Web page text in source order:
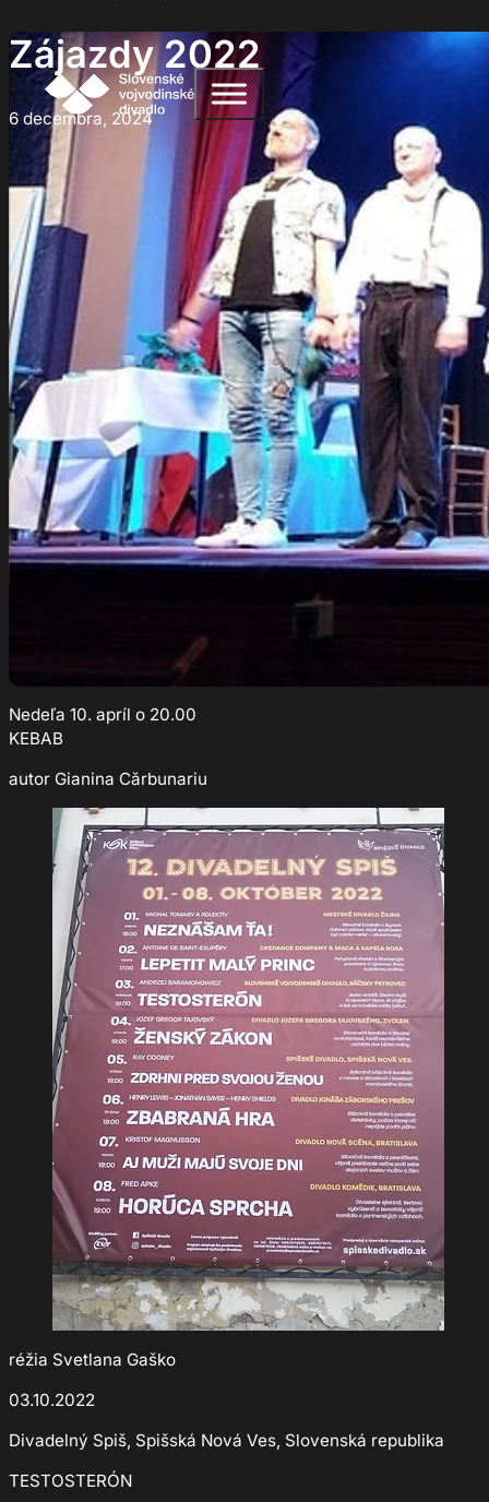
Zájazdy 2022
6 decembra, 2024
Nedeľa 10. apríl o 20.00
KEBAB
autor Gianina Cărbunariu
réžia Svetlana Gaško
03.10.2022
Divadelný Spiš, Spišská Nová Ves, Slovenská republika
TESTOSTERÓN